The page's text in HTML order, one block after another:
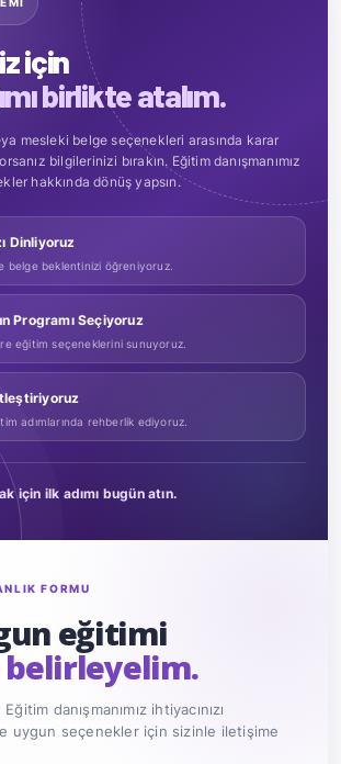
için
birlikte atalım.
mesleki belge seçenekleri arasında karar
bilgilerinizi bırakın. Eğitim danışmanımız
hakkında dönüş yapsın.
Dinliyoruz
belge beklentinizi öğreniyoruz.
Programı Seçiyoruz
eğitim seçeneklerini sunuyoruz.
adımlarında rehberlik ediyoruz.
için ilk adımı bugün atın.
FORMU
eğitimi
danışmanımız ihtiyacınızı
uygun seçenekler için sizinle iletişime